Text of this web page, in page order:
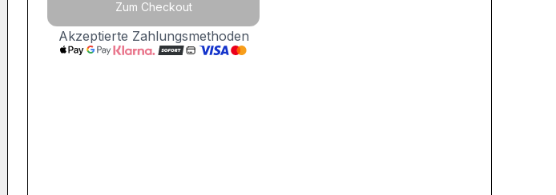
Zum Checkout
Akzeptierte Zahlungsmethoden